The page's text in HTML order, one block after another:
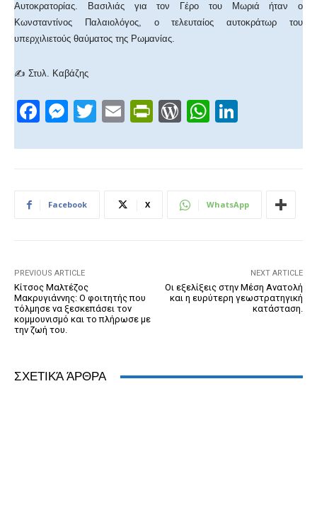
Αυτοκρατορίας. Βασιλιάς για τον Γέρο του Μωριά ήταν ο
Κωνσταντίνος Παλαιολόγος, ο τελευταίος αυτοκράτωρ του
υπερχιλιετούς θαύματος της Ρωμανίας.
✍ Στυλ. Καβάζης
F
c
b
k
M
ss
n
T
tt
E
ail
Pr
tF
W
d
e
W
at
A
k
dI
Facebook X WhatsApp
PREVIOUS ARTICLE
Κίτσος Μαλτέζος
Μακρυγιάννης: Ο φοιτητής που
τόλμησε να ξεσκεπάσει τον
κομμουνισμό και το πλήρωσε με
την ζωή του.
NEXT ARTICLE
Οι εξελίξεις στην Μέση Ανατολή
και η ευρύτερη γεωστρατηγική
κατάσταση.
ΣΧΕΤΙΚΆ ΆΡΘΡΑ